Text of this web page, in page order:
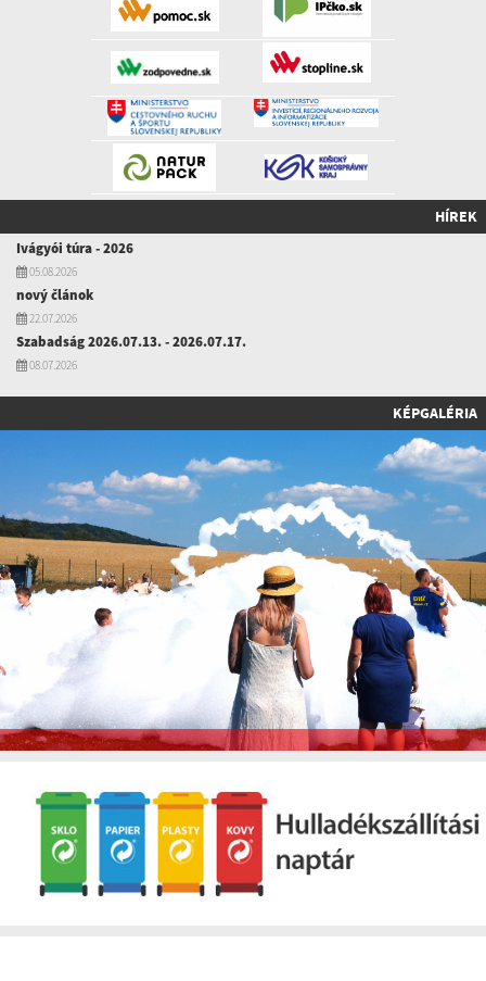
HÍREK
Ivágyói túra - 2026
05.08.2026
nový článok
22.07.2026
Szabadság 2026.07.13. - 2026.07.17.
08.07.2026
KÉPGALÉRIA